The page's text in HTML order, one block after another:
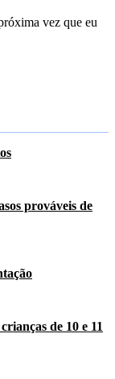
vez que eu
prováveis de
de 10 e 11